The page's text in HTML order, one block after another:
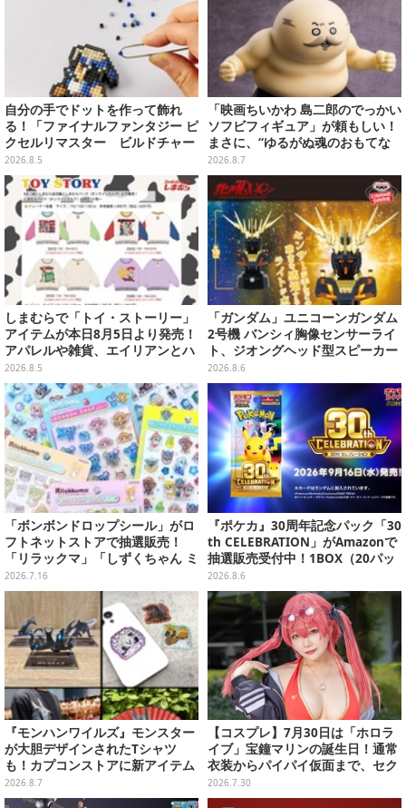
自分の手でドットを作って飾れ
る！「ファイナルファンタジー ピ
クセルリマスター ビルドチャー
ムコレクション Vol.3」が予約
開始
2026.8.5
「映画ちいかわ 島二郎のでっかい
ソフビフィギュア」が頼もしい！
まさに、“ゆるがぬ魂のおもてな
し”
2026.8.7
しまむらで「トイ・ストーリー」
アイテムが本日8月5日より発売！
アパレルや雑貨、エイリアンとハ
ムのダイカットクッションなど盛
りだくさん
2026.8.5
「ガンダム」ユニコーンガンダム
2号機 バンシィ胸像センサーライ
ト、ジオングヘッド型スピーカー
が順次プライズ展開！
2026.8.6
「ボンボンドロップシール」がロ
フトネットストアで抽選販売！
「リラックマ」「しずくちゃん ミ
ニ」など全12種をラインナップ
2026.7.16
『ポケカ』30周年記念パック「30
th CELEBRATION」がAmazonで
抽選販売受付中！1BOX（20パッ
ク入り）
2026.8.6
『モンハンワイルズ』モンスター
が大胆デザインされたTシャツ
も！カプコンストアに新アイテム
が続々登場
2026.8.7
【コスプレ】7月30日は「ホロラ
イブ」宝鐘マリンの誕生日！通常
衣装からパイパイ仮面まで、セク
シーで可愛い美女レイヤーまとめ
【写真42枚】
2026.7.30